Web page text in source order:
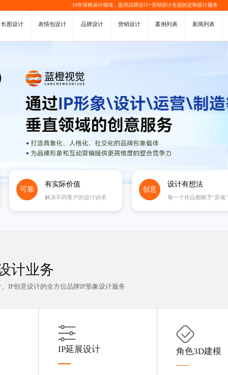
10年深耕设计领域，提供品牌设计+营销设计全面的定制设计服务
长图设计 表情包设计 品牌设计 营销设计 案例列表 新闻列表
可靠
有实际价值
解决不同客户的设计诉求
创意
设计有想法
每一个作品都赋予"灵魂"
计业务
、IP创意设计的全方位品牌IP形象设计服务
IP延展设计 角色3D建模